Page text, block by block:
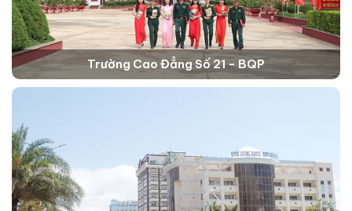
Trường Cao Đẳng Số 21 - BQP